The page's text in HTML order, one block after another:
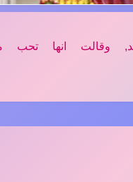
وقالت انها تحب